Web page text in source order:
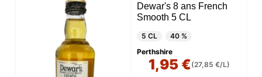
Dewar's 8 ans French
Smooth 5 CL
5 CL
40 %
Perthshire
1,95 €(27,85 €/L)